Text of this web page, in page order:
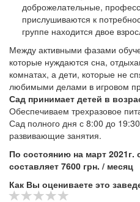
доброжелательные,
прислушиваются к
группе находится двое
Между активными фазами
которые нуждаются сна,
комнатах, а дети, которые не
любимыми делами в игровом
Сад принимает детей в
Обеспечиваем трехразовое
Сад полного дня с 8:00 до
развивающие занятия.
По состоянию на март 2021г.
составляет 7600 грн. / месяц
Как Вы оцениваете это